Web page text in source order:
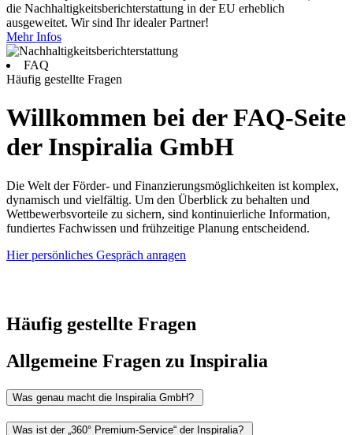
die Nachhaltigkeitsberichterstattung in der EU erheblich
ausgeweitet. Wir sind Ihr idealer Partner!
Mehr Infos
FAQ
Häufig gestellte Fragen
Willkommen bei der FAQ-Seite
der Inspiralia GmbH
Die Welt der Förder- und Finanzierungsmöglichkeiten ist komplex,
dynamisch und vielfältig. Um den Überblick zu behalten und
Wettbewerbsvorteile zu sichern, sind kontinuierliche Information,
fundiertes Fachwissen und frühzeitige Planung entscheidend.
Hier persönliches Gespräch anragen
Häufig gestellte Fragen
Allgemeine Fragen zu Inspiralia
Was genau macht die Inspiralia GmbH?
Was ist der „360° Premium-Service“ der Inspiralia?